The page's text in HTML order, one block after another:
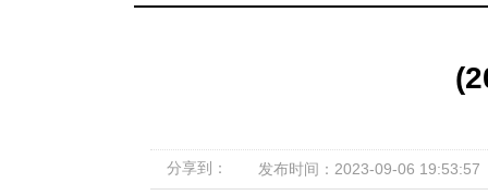
分享到： 发布时间：2023-09-06 19:53:57